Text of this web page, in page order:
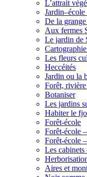
L’attrait
De la
Aux fermes
Le jardin de
Les fleurs
Heccéités
Jardin ou la
Forêt,
Botaniser
Les jardins
Habiter le
Forêt-école
Forêt-école
Forêt-école
Les cabinets
Aires et